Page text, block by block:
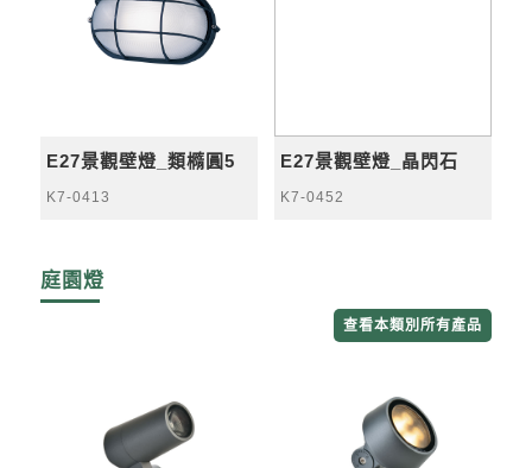
E27景觀壁燈_類橢圓5
K7-0413
E27景觀壁燈_晶閃石
K7-0452
庭園燈
查看本類別所有產品